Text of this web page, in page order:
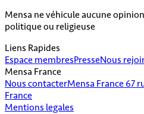
Mensa ne véhicule aucune
politique ou religieuse
Liens Rapides
Espace membresPresseNous
Mensa France
Nous contacterMensa France 67
France
Mentions legales